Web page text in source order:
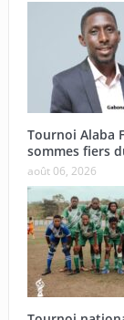
Tournoi Alaba
sommes fiers
août 06, 2026